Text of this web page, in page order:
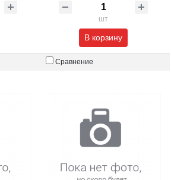
шт
В корзину
Сравнение